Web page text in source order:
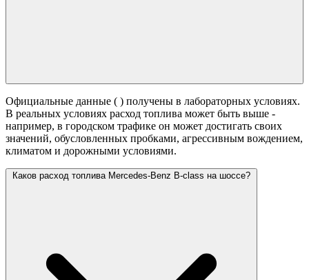
Официальные данные ( ) получены в лабораторных условиях.
В реальных условиях расход топлива может быть выше -
например, в городском трафике он может достигать своих
значений, обусловленных пробками, агрессивным вождением,
климатом и дорожными условиями.
Каков расход топлива Mercedes-Benz B-class на шоссе?